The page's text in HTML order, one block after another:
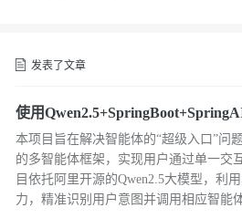
发表了文章
使用
于意图识别的多智能体架构方案
本项目旨在解决智能体的“超级入口”问
的多智能体框架，实现用户通过单一交
目依托阿里开源的Qwen2.5大模型，利
力，精准识别用户意图并调用相应智能